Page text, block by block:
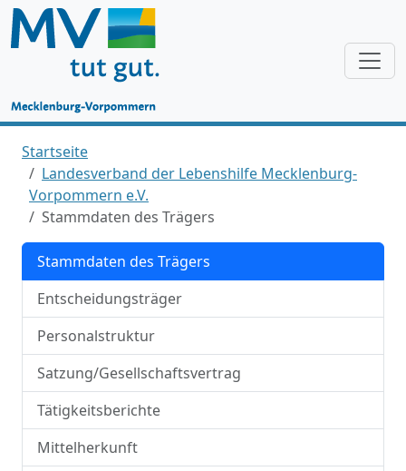
Startseite
Landesverband der Lebenshilfe Mecklenburg-
Vorpommern e.V.
Stammdaten des Trägers
Stammdaten des Trägers
Entscheidungsträger
Personalstruktur
Satzung/Gesellschaftsvertrag
Tätigkeitsberichte
Mittelherkunft